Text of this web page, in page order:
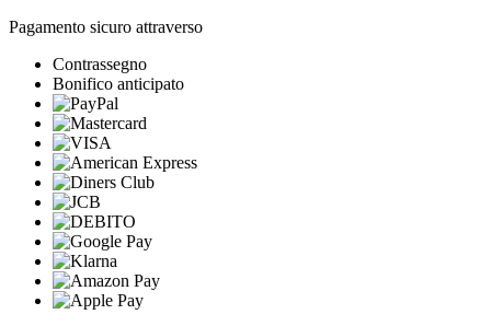
Pagamento sicuro attraverso
Contrassegno
Bonifico anticipato